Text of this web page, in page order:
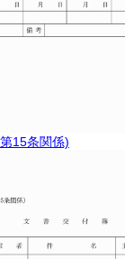
15条関係)